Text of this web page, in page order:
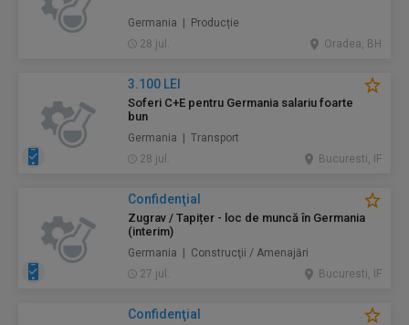
Germania | Producție
28 jul.
Oradea, BH
3.100 LEI
Soferi C+E pentru Germania salariu foarte
bun
Germania | Transport
28 jul.
Bucuresti, IF
Confidenţial
Zugrav / Tapițer - loc de muncă în Germania
(interim)
Germania | Construcţii / Amenajări
27 jul.
Bucuresti, IF
Confidenţial